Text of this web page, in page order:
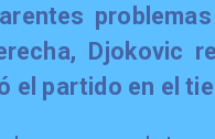
Djokovic
el partido en el